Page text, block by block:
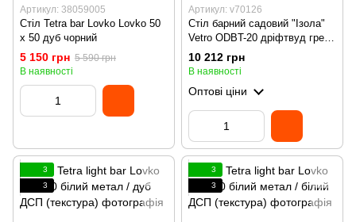
Артикул: 38059005
Стіл Tetra bar Lovko Lovko 50
х 50 дуб чорний
5 150 грн 5 590 грн
В наявності
Артикул: v70126
Стіл барний садовий "Ізола"
Vetro ODBT-20 дріфтвуд грей
+ айворі
10 212 грн
В наявності
Оптові ціни
3
3
3
3